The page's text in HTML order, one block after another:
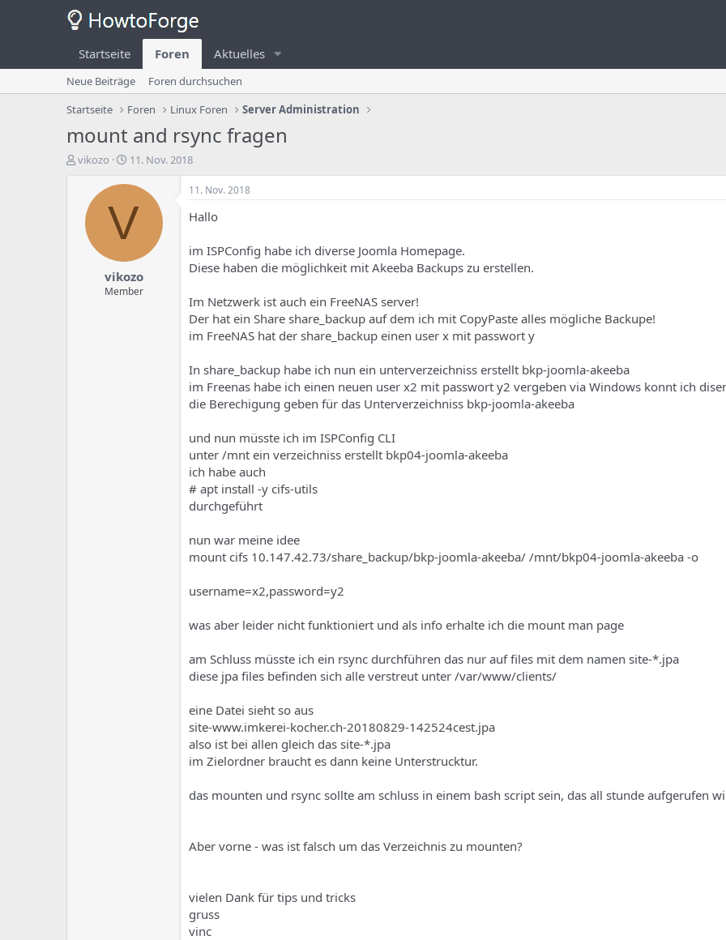
Startseite Foren Aktuelles
Neue Beiträge
Foren durchsuchen
Startseite
Foren Linux Foren Server Administration
mount and rsync fragen
E
vikozo
E
s
e
l
u
n
g
11. Nov. 2018
V
vikozo
Member
11. Nov. 2018
Hallo
im ISPConfig habe ich diverse Joomla Homepage.
Diese haben die möglichkeit mit Akeeba Backups zu erstellen.
Im Netzwerk ist auch ein FreeNAS server!
Der hat ein Share share_backup auf dem ich mit CopyPaste alles mögliche Backupe!
im FreeNAS hat der share_backup einen user x mit passwort y
In share_backup habe ich nun ein unterverzeichniss erstellt bkp-joomla-akeeba
im Freenas habe ich einen neuen user x2 mit passwort y2 vergeben via Windows konnt ich
die Berechigung geben für das Unterverzeichniss bkp-joomla-akeeba
und nun müsste ich im ISPConfig CLI
unter /mnt ein verzeichniss erstellt bkp04-joomla-akeeba
ich habe auch
# apt install -y cifs-utils
durchgeführt
nun war meine idee
mount cifs 10.147.42.73/share_backup/bkp-joomla-akeeba/ /mnt/bkp04-joomla-akeeba -o
username=x2,password=y2
was aber leider nicht funktioniert und als info erhalte ich die mount man page
am Schluss müsste ich ein rsync durchführen das nur auf files mit dem namen site-*.jpa
diese jpa files befinden sich alle verstreut unter /var/www/clients/
eine Datei sieht so aus
site-www.imkerei-kocher.ch-20180829-142524cest.jpa
also ist bei allen gleich das site-*.jpa
im Zielordner braucht es dann keine Unterstrucktur.
das mounten und rsync sollte am schluss in einem bash script sein, das all stunde aufgerufen
Aber vorne - was ist falsch um das Verzeichnis zu mounten?
vielen Dank für tips und tricks
gruss
vinc